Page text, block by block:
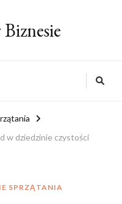
w dziedzinie czystości
SPRZĄTANIA